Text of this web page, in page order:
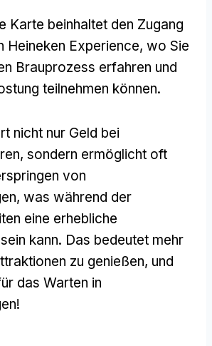
Karte beinhaltet den Zugang
Heineken Experience, wo Sie
Brauprozess erfahren und
teilnehmen können.
nicht nur Geld bei
sondern ermöglicht oft
von
was während der
eine erhebliche
kann. Das bedeutet mehr
zu genießen, und
das Warten in